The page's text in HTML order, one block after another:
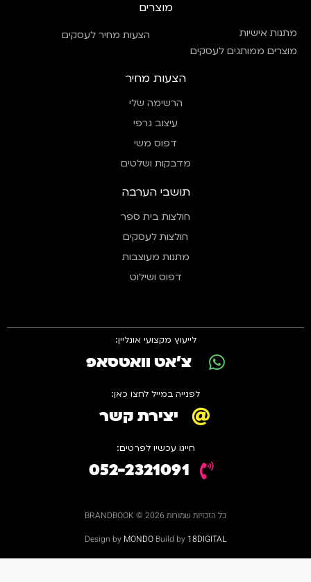
מוצרים
מתנות אישיות
מוצרים ממותגים לעסקים
הצעות מחיר לעסקים
הצעות מחיר
הרשימה שלי
עיצוב גרפי
דפוס משי
מדבקות ושלטים
תושבי הערבה
חולצות בית ספר
חולצות לעסקים
מתנות מעוצבות
דפוס ושילוט
לייעוץ מקצועי אונליין:
צ'אט וואטסאפ
לפנייה במייל לחצו כאן:
יצירת קשר
חייגו עכשיו לפרטים:
052-2321091
כל הזכויות שמורות 2026 © BRANDBOOK
Design by MONDO Build by 18DIGITAL